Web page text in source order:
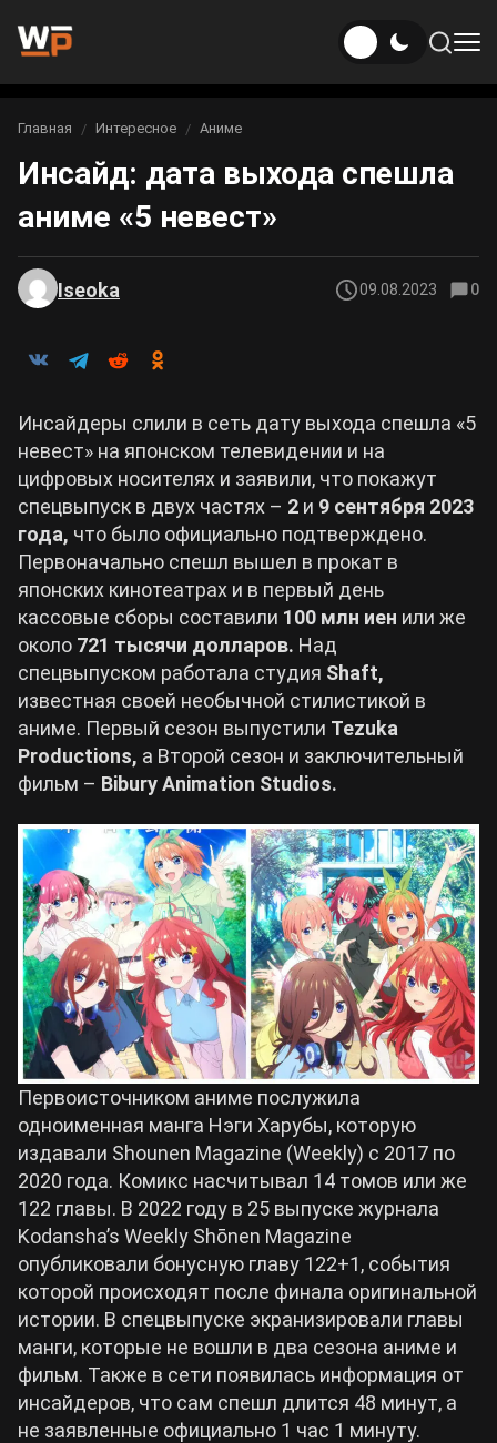
Новости
Новости Genshin Impact
Новости Zenless Zone Zero
Игры
Genshin Impact
Honkai: Star Rail
Neverness to Everness
Gothic 1 Remake
Arknights: Endfield
Crimson Desert
Zenless Zone Zero
Kingdom Come: Deliverance 2
Path of Exile 2
Wuthering Waves
Roblox
Hogwarts Legacy
Cyberpunk 2077
Все игры
Билды
Билды Genshin Impact
Билды Neverness to Everness
Билды Arknights: Endfield
Билды Wuthering Waves
Билды Cyberpunk 2077
Билды Path of Exile 2
Интересное
Фильмы и сериалы
Вы здесь:
Главная Интересное Аниме
Инсайд: дата выхода спешла
аниме «5 невест»
Iseoka 09.08.2023 0
Инсайдеры слили в сеть дату выхода спешла «5
невест» на японском телевидении и на
цифровых носителях и заявили, что покажут
спецвыпуск в двух частях – 2 и 9 сентября 2023
года, что было официально подтверждено.
Первоначально спешл вышел в прокат в
японских кинотеатрах и в первый день
кассовые сборы составили 100 млн иен или же
около 721 тысячи долларов. Над
спецвыпуском работала студия Shaft,
известная своей необычной стилистикой в
аниме. Первый сезон выпустили Tezuka
Productions, а Второй сезон и заключительный
фильм – Bibury Animation Studios.
Первоисточником аниме послужила
одноименная манга Нэги Харубы, которую
издавали Shounen Magazine (Weekly) с 2017 по
2020 года. Комикс насчитывал 14 томов или же
122 главы. В 2022 году в 25 выпуске журнала
Kodansha’s Weekly Shōnen Magazine
опубликовали бонусную главу 122+1, события
которой происходят после финала оригинальной
истории. В спецвыпуске экранизировали главы
манги, которые не вошли в два сезона аниме и
фильм. Также в сети появилась информация от
инсайдеров, что сам спешл длится 48 минут, а
не заявленные официально 1 час 1 минуту.